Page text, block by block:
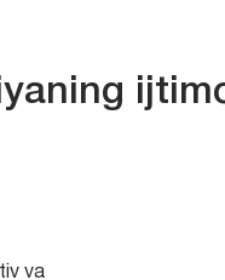
va